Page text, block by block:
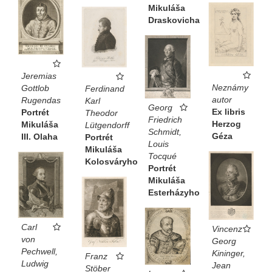
Mikuláša
Draskovicha
Jeremias
Gottlob
Rugendas
Portrét
Mikuláša
III. Olaha
Neznámy
autor
Ex libris
Herzog
Géza
Ferdinand
Karl
Theodor
Lütgendorff
Portrét
Mikuláša
Kolosváryho
Georg
Friedrich
Schmidt,
Louis
Tocqué
Portrét
Mikuláša
Esterházyho
Vincenz
Georg
Kininger,
Jean
Carl
von
Pechwell,
Ludwig
Franz
Stöber